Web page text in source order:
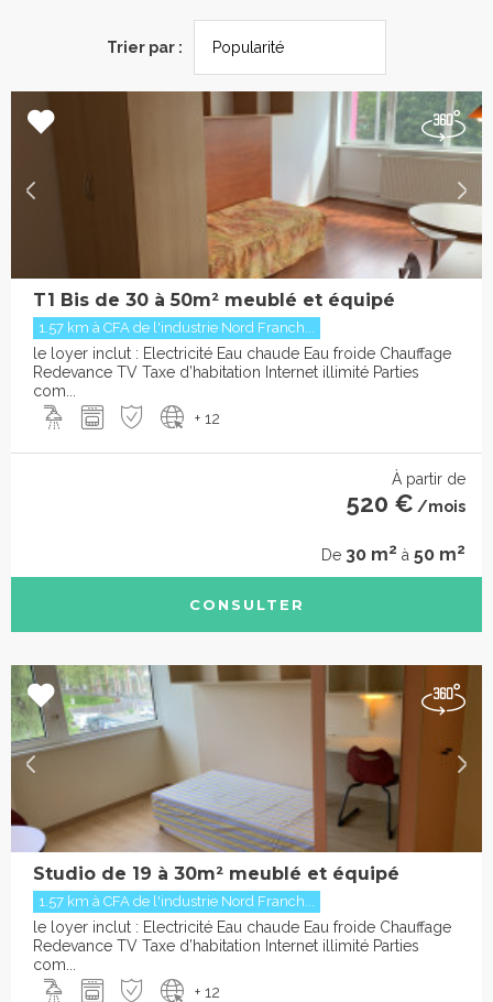
Trier par :
T1 Bis de 30 à 50m² meublé et équipé
1.57 km à CFA de l'industrie Nord Franch...
le loyer inclut : Electricité Eau chaude Eau froide Chauffage
Redevance TV Taxe d’habitation Internet illimité Parties
com...
+ 12
À partir de
520 € /mois
De 30 m2 à 50 m2
CONSULTER
Studio de 19 à 30m² meublé et équipé
1.57 km à CFA de l'industrie Nord Franch...
le loyer inclut : Electricité Eau chaude Eau froide Chauffage
Redevance TV Taxe d’habitation Internet illimité Parties
com...
+ 12